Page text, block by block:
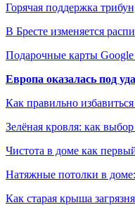
Горячая поддержка
В Бресте изменяется
Подарочные карты
Европа оказалась под
Как правильно
Зелёная кровля: как
Чистота в доме как
Натяжные потолки в
Как старая крыша